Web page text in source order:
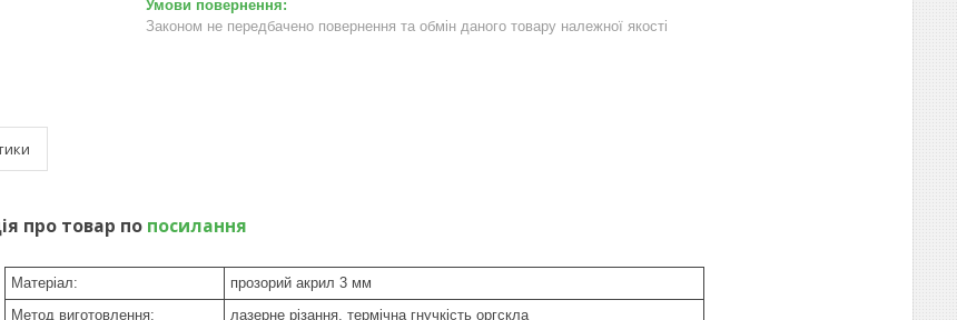
Законом не передбачено повернення та обмін даного товару належної якості
про товар по посилання
Матеріал:
прозорий акрил 3 мм
Метод виготовлення:
лазерне різання, термічна гнучкість оргскла